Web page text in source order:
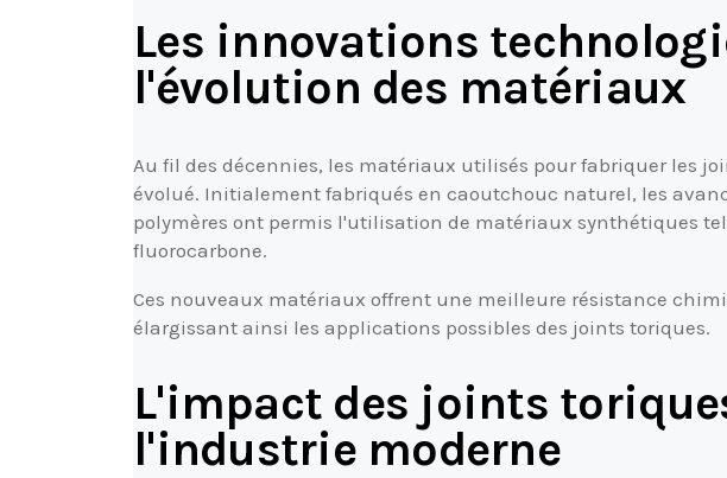
Les innovations
l'évolution des matériaux
Au fil des décennies, les matériaux utilisés pour fabriquer les
évolué. Initialement fabriqués en caoutchouc naturel, les
polymères ont permis l'utilisation de matériaux synthétiques
fluorocarbone.
Ces nouveaux matériaux offrent une meilleure résistance
élargissant ainsi les applications possibles des joints toriques.
L'impact des joints
l'industrie moderne